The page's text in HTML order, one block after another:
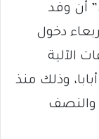
” أن وفد
دخول
الآلية
وذلك منذ
والنصف